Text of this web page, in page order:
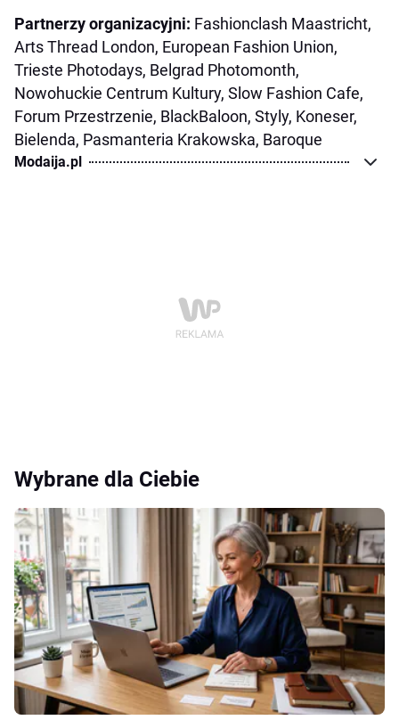
Partnerzy organizacyjni: Fashionclash Maastricht,
Arts Thread London, European Fashion Union,
Trieste Photodays, Belgrad Photomonth,
Nowohuckie Centrum Kultury, Slow Fashion Cafe,
Forum Przestrzenie, BlackBaloon, Styly, Koneser,
Bielenda, Pasmanteria Krakowska, Baroque
Modaija.pl
Wybrane dla Ciebie